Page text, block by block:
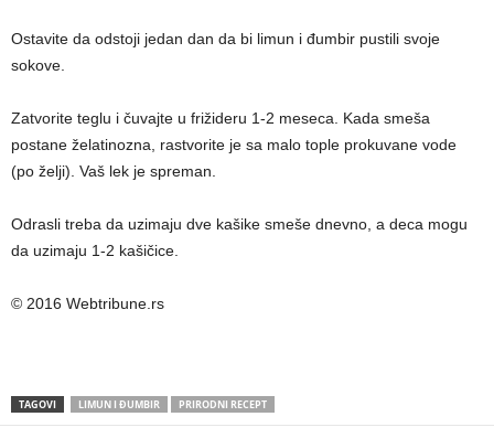
Ostavite da odstoji jedan dan da bi limun i đumbir pustili svoje
sokove.
Zatvorite teglu i čuvajte u frižideru 1-2 meseca. Kada smeša
postane želatinozna, rastvorite je sa malo tople prokuvane vode
(po želji). Vaš lek je spreman.
Odrasli treba da uzimaju dve kašike smeše dnevno, a deca mogu
da uzimaju 1-2 kašičice.
© 2016 Webtribune.rs
TAGOVI LIMUN I ĐUMBIR PRIRODNI RECEPT